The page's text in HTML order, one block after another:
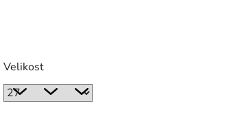
Velikost